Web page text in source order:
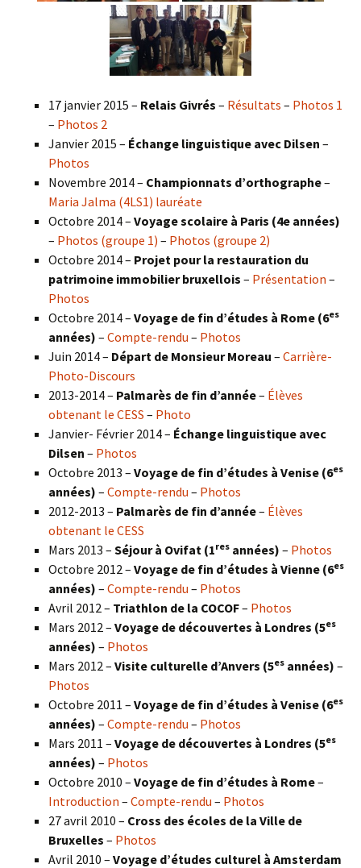
17 janvier 2015 – Relais Givrés – Résultats – Photos 1
– Photos 2
Janvier 2015 – Échange linguistique avec Dilsen –
Photos
Novembre 2014 – Championnats d’orthographe–
Maria Jalma (4LS1) lauréate
Octobre 2014 – Voyage scolaire à Paris (4e années)
– Photos (groupe 1) – Photos (groupe 2)
Octobre 2014 – Projet pour la restauration du
patrimoine immobilier bruxellois – Présentation –
Photos
Octobre 2014 – Voyage de fin d’études à Rome (6es
années) – Compte-rendu – Photos
Juin 2014 – Départ de Monsieur Moreau – Carrière-
Photo-Discours
2013-2014 – Palmarès de fin d’année– Élèves
obtenant le CESS – Photo
Janvier- Février 2014 – Échange linguistique avec
Dilsen – Photos
Octobre 2013 – Voyage de fin d’études à Venise (6es
années) – Compte-rendu – Photos
2012-2013 – Palmarès de fin d’année– Élèves
obtenant le CESS
Mars 2013 – Séjour à Ovifat (1res années) – Photos
Octobre 2012 – Voyage de fin d’études à Vienne (6es
années) – Compte-rendu – Photos
Avril 2012 – Triathlon de la COCOF– Photos
Mars 2012 – Voyage de découvertes à Londres (5es
années) – Photos
Mars 2012 – Visite culturelle d’Anvers (5es années) –
Photos
Octobre 2011 – Voyage de fin d’études à Venise (6es
années) – Compte-rendu – Photos
Mars 2011 – Voyage de découvertes à Londres (5es
années) – Photos
Octobre 2010 – Voyage de fin d’études à Rome–
Introduction – Compte-rendu – Photos
27 avril 2010 – Cross des écoles de la Ville de
Bruxelles – Photos
Avril 2010 – Voyage d’études culturel à Amsterdam